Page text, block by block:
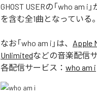
GHOST USERの「who am
を含む全1曲となっている。
なお「who am i 」は、 Apple
Unlimitedなどの音楽配信
各配信サービス： who am i